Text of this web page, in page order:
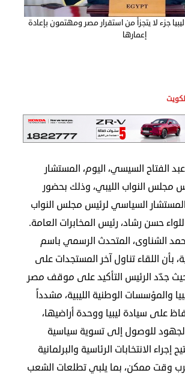
جزء لا يتجزأ من استقرار مصر ومهتمون بإعادة
إعمارها
الفتاح السيسي، اليوم، المستشار
مجلس النواب الليبي، وذلك بحضور
السياسي لرئيس مجلس النواب
حسن رشاد، رئيس المخابرات العامة.
الشناوى، المتحدث الرسمي باسم
بأن اللقاء تناول آخر المستجدات على
حيث جدّد الرئيس التأكيد على موقف مصر
والمؤسسات الوطنية الليبية، مشدداً
على سيادة ليبيا ووحدة أراضيها،
للوصول إلى تسوية سياسية
إجراء الانتخابات الرئاسية والبرلمانية
وقت ممكن، بما يلبي تطلعات الشعب